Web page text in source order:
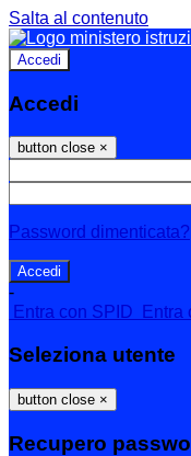
Salta al contenuto
Accedi
Accedi
button close ×
Password dimenticata?
-
Entra con SPID
Entra
Seleziona utente
button close ×
Recupero